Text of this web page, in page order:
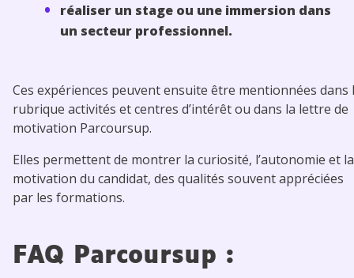
réaliser un stage ou une immersion dans
un secteur professionnel.
Ces expériences peuvent ensuite être mentionnées dans
rubrique activités et centres d’intérêt ou dans la lettre de
motivation Parcoursup.
Elles permettent de montrer la curiosité, l’autonomie et la
motivation du candidat, des qualités souvent appréciées
par les formations.
FAQ Parcoursup :